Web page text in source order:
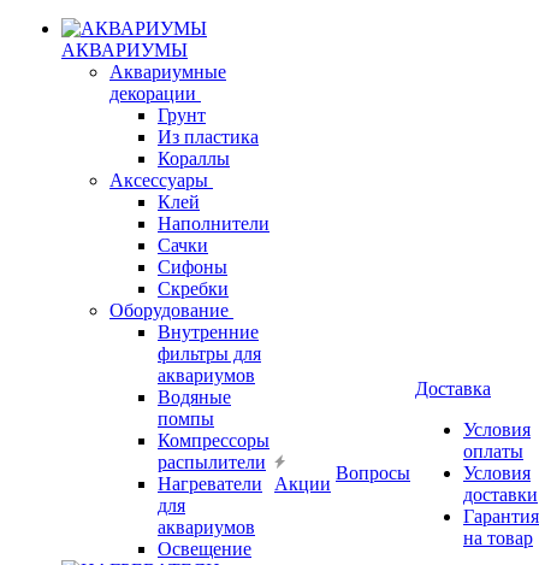
АКВАРИУМЫ
Аквариумные
декорации
Грунт
Из пластика
Кораллы
Аксессуары
Клей
Наполнители
Сачки
Сифоны
Скребки
Оборудование
Внутренние
фильтры для
аквариумов
Водяные
помпы
Компрессоры
распылители
Нагреватели
для
аквариумов
Освещение
Акции
Вопросы
Доставка
Условия
оплаты
Условия
доставки
Гарантия
на товар